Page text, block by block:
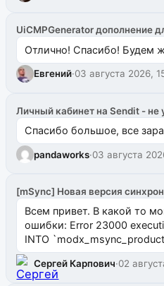
UiCMPGenerator дополнение
Отлично! Спасибо! Будем
Евгений·03 августа 2026,
Личный кабинет на Sendit - не
Спасибо большое, все
pandaworks·03 августа
[mSync] Новая версия
Всем привет. В какой то
ошибки: Error 23000
INTO
`uuid_1c`) VALUES ...
Сергей Карпович·02